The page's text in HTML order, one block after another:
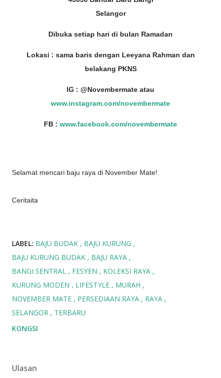
Selangor
Dibuka setiap hari di bulan Ramadan
Lokasi : sama baris dengan Leeyana Rahman dan
belakang PKNS
IG : @Novembermate atau
www.instagram.com/novembermate
FB : www.facebook.com/novembermate
Selamat mencari baju raya di November Mate!
Ceritaita
LABEL: BAJU BUDAK
BAJU KURUNG
BAJU KURUNG BUDAK
BAJU RAYA
BANGI SENTRAL
FESYEN
KOLEKSI RAYA
KURUNG MODEN
LIFESTYLE
MURAH
NOVEMBER MATE
PERSEDIAAN RAYA
RAYA
SELANGOR
TERBARU
KONGSI
Ulasan